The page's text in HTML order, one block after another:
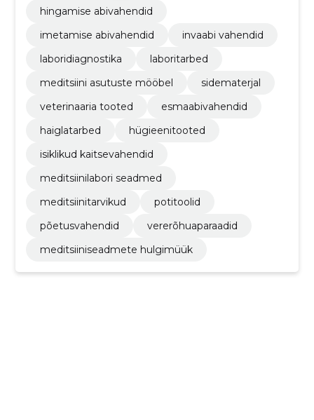
hingamise abivahendid
imetamise abivahendid
invaabi vahendid
laboridiagnostika
laboritarbed
meditsiini asutuste mööbel
sidematerjal
veterinaaria tooted
esmaabivahendid
haiglatarbed
hügieenitooted
isiklikud kaitsevahendid
meditsiinilabori seadmed
meditsiinitarvikud
potitoolid
põetusvahendid
vererõhuaparaadid
meditsiiniseadmete hulgimüük